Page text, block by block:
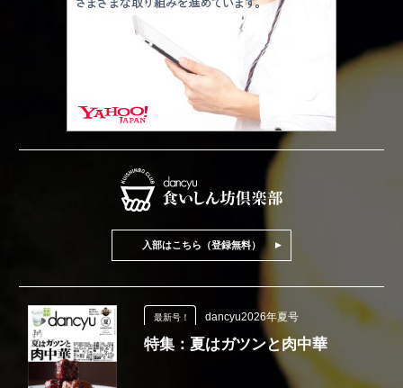
入部はこちら（登録無料）
最新号！ dancyu2026年夏号
特集：夏はガツンと肉中華